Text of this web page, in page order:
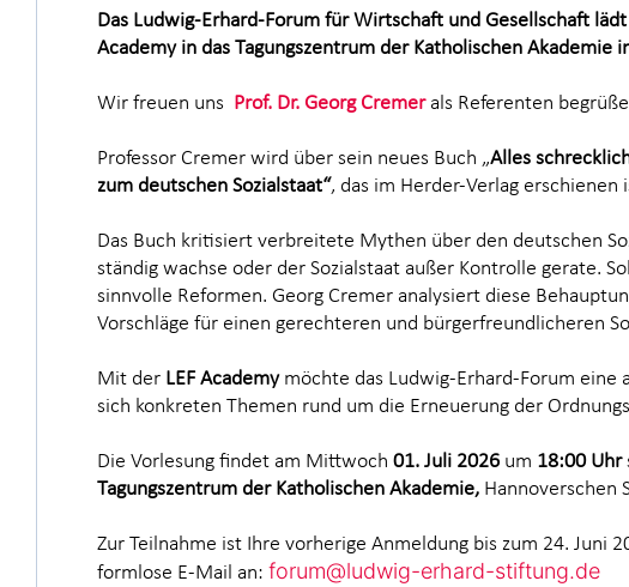
Das Ludwig-Erhard-Forum für Wirtschaft und Gesellschaft
Academy in das Tagungszentrum der Katholischen Akademie
Wir freuen uns Prof. Dr. Georg Cremerals Referenten
Professor Cremer wird über sein neues Buch „Alles
zum deutschen Sozialstaat“, das im Herder-Verlag erschienen
Das Buch kritisiert verbreitete Mythen über den deutschen
ständig wachse oder der Sozialstaat außer Kontrolle gerate.
sinnvolle Reformen. Georg Cremer analysiert diese
Vorschläge für einen gerechteren und bürgerfreundlicheren
Mit der LEF Academymöchte das Ludwig-Erhard-Forum eine
sich konkreten Themen rund um die Erneuerung der
Die Vorlesung findet am Mittwoch 01. Juli 2026 um 18:00 Uhr
Tagungszentrum der Katholischen Akademie, Hannoverschen
Zur Teilnahme ist Ihre vorherige Anmeldung bis zum 24. Juni
formlose E-Mail an: forum@ludwig-erhard-stiftung.de